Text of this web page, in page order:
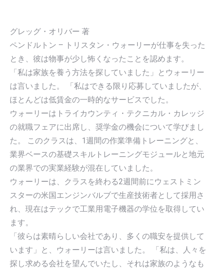
グレッグ・オリバー 著
ペンドルトン – トリスタン・ウォーリーが仕事を失った
とき、彼は物事が少し怖くなったことを認めます。
「私は家族を養う方法を探していました」とウォーリー
は言いました。 「私はできる限り応募していましたが、
ほとんどは低賃金の一時的なサービスでした。
ウォーリーはトライカウンティ・テクニカル・カレッジ
の就職フェアに出席し、奨学金の機会について学びまし
た。 このクラスは、1週間の作業準備トレーニングと、
業界ベースの基礎スキルトレーニングモジュールと地元
の業界での実業経験が混在していました。
ウォーリーは、クラスを終わる2週間前にウェストミン
スターの米国エンジンバルブで生産技術者として採用さ
れ、現在はテックで工業用電子機器の学位を取得してい
ます。
「彼らは素晴らしい会社であり、多くの職安を提供して
います」と、ウォーリーは言いました。 「私は、人々を
探し求める会社を望んでいたし、それは家族のようなも